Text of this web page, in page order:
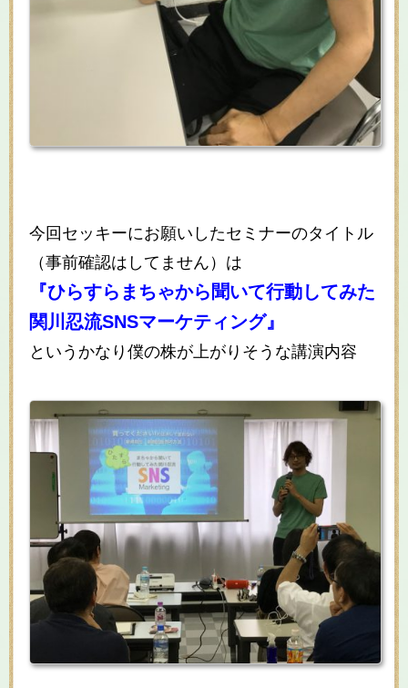
今回セッキーにお願いしたセミナーのタイトル
（事前確認はしてません）は
『ひらすらまちゃから聞いて行動してみた
関川忍流SNSマーケティング』
というかなり僕の株が上がりそうな講演内容